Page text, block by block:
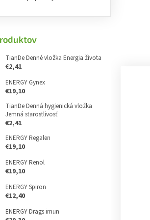
TianDe Denné vložka Energia života
€2,41
ENERGY Gynex
€19,10
TianDe Denná hygienická vložka
Jemná starostlivosť
€2,41
ENERGY Regalen
€19,10
ENERGY Renol
€19,10
ENERGY Spiron
€12,40
ENERGY Drags imun